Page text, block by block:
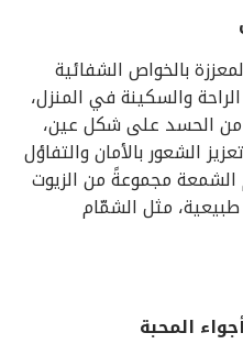
بالخواص الشفائية
والسكينة في المنزل،
من الحسد على شكل عين،
الشعور بالأمان والتفاؤل
مجموعةً من الزيوت
مثل الشمّام
المحبة